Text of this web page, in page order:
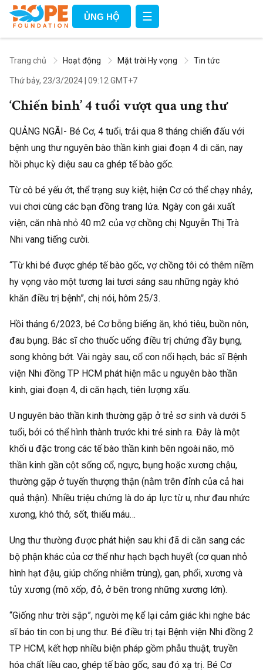
ỦNG HỘ ☰
Trang chủ Hoạt động Mặt trời Hy vọng Tin tức
Thứ bảy, 23/3/2024 09:12 GMT+7
‘Chiến binh’ 4 tuổi vượt qua ung thư
QUẢNG NGÃI- Bé Cơ, 4 tuổi, trải qua 8 tháng chiến đấu với
bệnh ung thư nguyên bào thần kinh giai đoạn 4 di căn, nay
hồi phục kỳ diệu sau ca ghép tế bào gốc.
Từ cô bé yếu ớt, thể trạng suy kiệt, hiện Cơ có thể chạy nhảy,
vui chơi cùng các bạn đồng trang lứa. Ngày con gái xuất
viện, căn nhà nhỏ 40 m2 của vợ chồng chị Nguyễn Thị Trà
Nhi vang tiếng cười.
“Từ khi bé được ghép tế bào gốc, vợ chồng tôi có thêm niềm
hy vọng vào một tương lai tươi sáng sau những ngày khó
khăn điều trị bệnh”, chị nói, hôm 25/3.
Hồi tháng 6/2023, bé Cơ bỗng biếng ăn, khó tiêu, buồn nôn,
đau bụng. Bác sĩ cho thuốc uống điều trị chứng đầy bụng,
song không bớt. Vài ngày sau, cổ con nổi hạch, bác sĩ Bệnh
viện Nhi đồng TP HCM phát hiện mắc u nguyên bào thần
kinh, giai đoạn 4, di căn hạch, tiên lượng xấu.
U nguyên bào thần kinh thường gặp ở trẻ sơ sinh và dưới 5
tuổi, bởi có thể hình thành trước khi trẻ sinh ra. Đây là một
khối u đặc trong các tế bào thần kinh bên ngoài não, mô
thần kinh gần cột sống cổ, ngực, bụng hoặc xương chậu,
thường gặp ở tuyến thượng thận (nằm trên đỉnh của cả hai
quả thận). Nhiều triệu chứng là do áp lực từ u, như đau nhức
xương, khó thở, sốt, thiếu máu…
Ung thư thường được phát hiện sau khi đã di căn sang các
bộ phận khác của cơ thể như hạch bạch huyết (cơ quan nhỏ
hình hạt đậu, giúp chống nhiễm trùng), gan, phổi, xương và
tủy xương (mô xốp, đỏ, ở bên trong những xương lớn).
“Giống như trời sập”, người mẹ kể lại cảm giác khi nghe bác
sĩ báo tin con bị ung thư. Bé điều trị tại Bệnh viện Nhi đồng 2
TP HCM, kết hợp nhiều biện pháp gồm phẫu thuật, truyền
hóa chất liều cao, ghép tế bào gốc, sau đó xạ trị. Bé Cơ